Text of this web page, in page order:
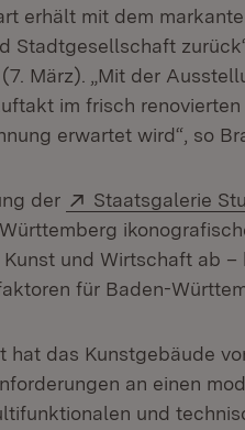
erhält mit dem
Stadtgesellschaft
Fenster)
März). „Mit der
im frisch
erwartet wird“, so
der Extern:
Staatsgalerie
und Wirtschaft ab
für Baden-
hat das Kunstgebäude
an einen
und